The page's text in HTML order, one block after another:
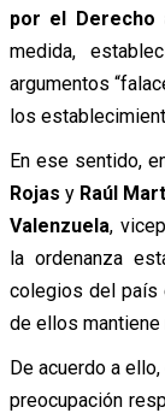
por el Derecho
medida,
argumentos
los
En ese sentido,
Rojas y Raúl
Valenzuela,
la ordenanza
colegios del país
de ellos
De acuerdo a
preocupación